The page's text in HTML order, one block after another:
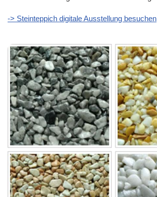
-> Steinteppich digitale Ausstellung besuchen